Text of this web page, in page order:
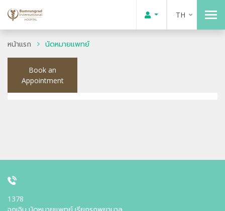
TH
หน้าแรก นัดหมายแพทย์
Book an
Appointment
1378